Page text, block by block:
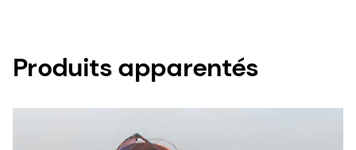
Produits apparentés